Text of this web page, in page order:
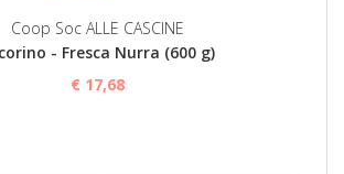
Coop Soc ALLE CASCINE
- Fresca Nurra (600 g)
€ 17,68